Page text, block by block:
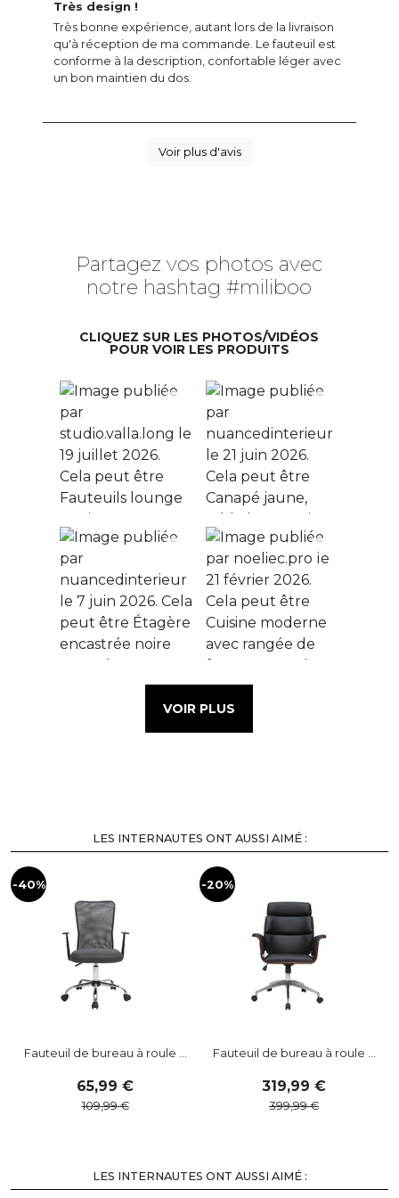
Très design !
Très bonne expérience, autant lors de la livraison
qu'à réception de ma commande. Le fauteuil est
conforme à la description, confortable léger avec
un bon maintien du dos.
Voir plus d'avis
Partagez vos photos avec
notre hashtag #miliboo
CLIQUEZ SUR LES PHOTOS/VIDÉOS
POUR VOIR LES PRODUITS
VOIR PLUS
LES INTERNAUTES ONT AUSSI AIMÉ :
-40%
Fauteuil de bureau à roule ...
65,99
109,99
-20%
Fauteuil de bureau à roule ...
319,99
399,99
LES INTERNAUTES ONT AUSSI AIMÉ :